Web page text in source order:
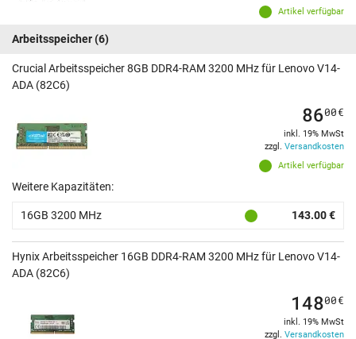
Artikel verfügbar
Arbeitsspeicher(6)
Crucial Arbeitsspeicher 8GB DDR4-RAM 3200 MHz für Lenovo V14-
ADA (82C6)
Artikel verfügbar
8600€
inkl. 19% MwSt
zzgl. Versandkosten
Weitere Kapazitäten:
16GB 3200 MHz 143.00 €
Hynix Arbeitsspeicher 16GB DDR4-RAM 3200 MHz für Lenovo V14-
ADA (82C6)
14800€
inkl. 19% MwSt
zzgl. Versandkosten